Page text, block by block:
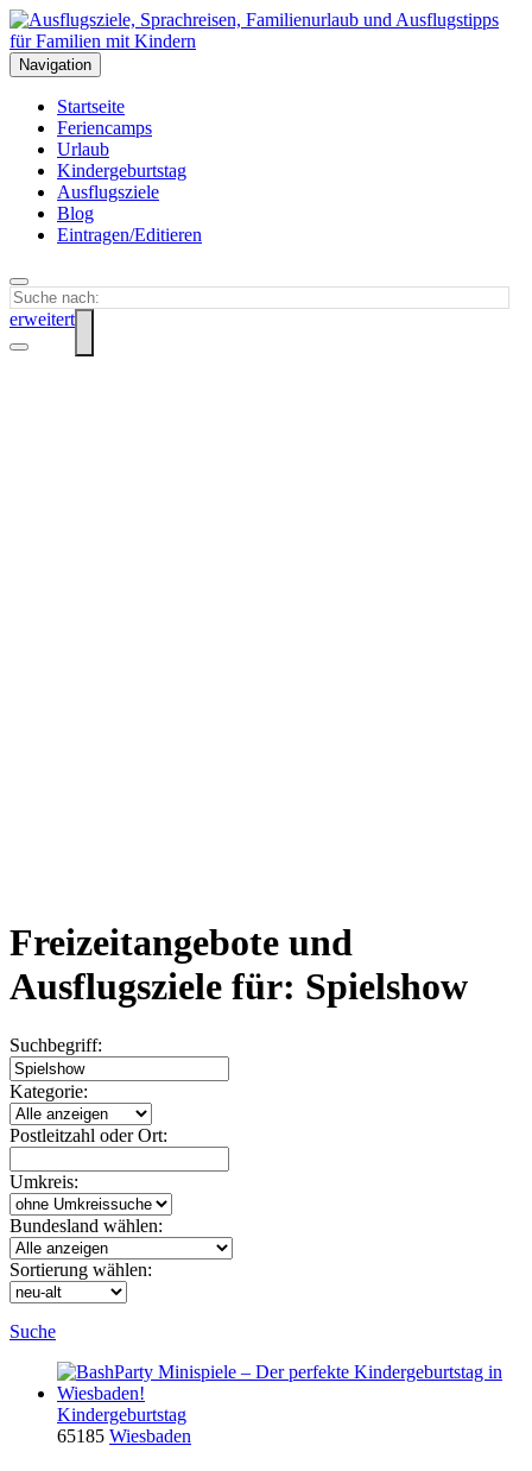
Navigation
Startseite
Feriencamps
Urlaub
Kindergeburtstag
Ausflugsziele
Blog
Eintragen/Editieren
erweitert
Freizeitangebote und
Ausflugsziele für: Spielshow
Suchbegriff:
Kategorie:
Postleitzahl oder Ort:
Umkreis:
Bundesland wählen:
Sortierung wählen:
Suche
Kindergeburtstag
65185 Wiesbaden